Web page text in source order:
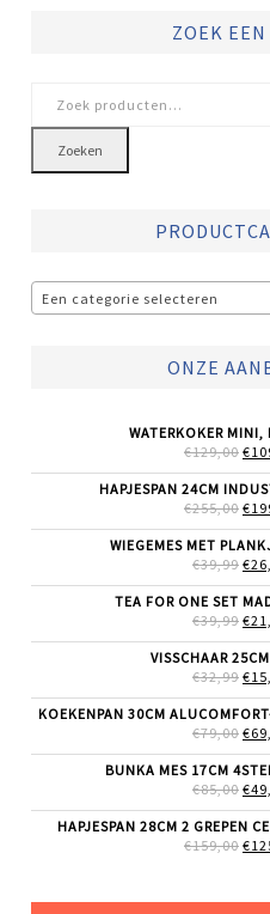
ZOEK
naar:
Zoeken
Een categorie selecteren
ONZE
WATERKOKER MINI,
€129,00 €
HAPJESPAN 24CM
€255,00 €
WIEGEMES MET
€39,99 €
TEA FOR ONE SET
€39,99 €
VISSCHAAR
€32,99 €
KOEKENPAN 30CM
€79,00 €
BUNKA MES 17CM
€85,00 €
HAPJESPAN 28CM 2 GREPEN
€159,00 €